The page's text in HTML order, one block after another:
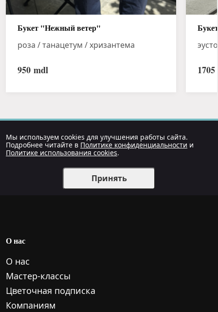
Букет "Нежный ветер"
роза / танацетум / хризантема
950 mdl 1705
Мы используем cookies для улучшения работы сайта.
Подробнее читайте в Политике конфиденциальности и
Политике использования cookies.
Принять
О нас
О нас
Мастер-классы
Цветочная подписка
Компаниям